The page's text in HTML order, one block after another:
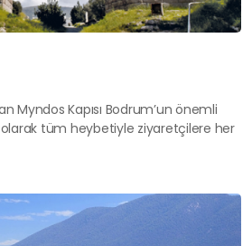
Myndos Kapısı Bodrum’un önemli
tüm heybetiyle ziyaretçilere her